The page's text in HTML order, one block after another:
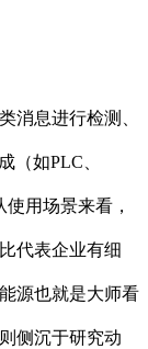
消息进行检测、
（如PLC、
用场景来看，
代表企业有细
源也就是大师看
侧沉于研究动